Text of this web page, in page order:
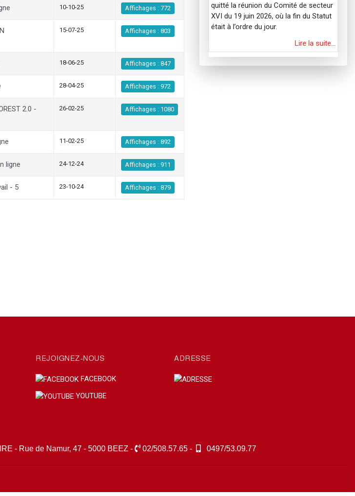
10-10-25 Affichages : 772
15-07-25 Affichages : 803
18-06-25 Affichages : 847
28-04-25 Affichages : 972
2.0 -
26-02-25 Affichages : 1080
11-02-25 Affichages : 892
ligne 24-12-24 Affichages : 911
- 5 23-10-24 Affichages : 879
quitté la réunion du Comité de secteur
XVI du 19 juin 2026, où la fin du Statut
était à l’ordre du jour.
Lire la suite…
REJOIGNEZ-NOUS
FACEBOOK
YOUTUBE
ADRESSE
- Rue de Namur, 47 - 5000 BEEZ - 02/508.57.65 - 0497/53.09.77